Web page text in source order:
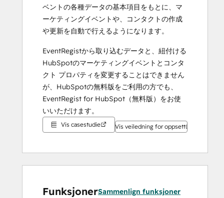
ベントの各種データの基本項目をもとに、マ
ーケティングイベントや、コンタクトの作成
や更新を自動で行えるようになります。
EventRegistから取り込むデータと、紐付ける
HubSpotのマーケティングイベントとコンタ
クト プロパティを変更することはできません
が、HubSpotの無料版をご利用の方でも、
EventRegist for HubSpot（無料版）をお使
いいただけます。
Vis casestudie Vis veiledning for oppsett
FunksjonerSammenlign funksjoner